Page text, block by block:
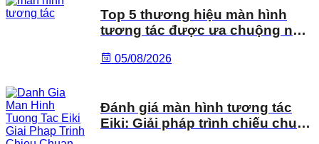
Top 5 thương hiệu màn hình
tương tác được ưa chuộng nhất
05/08/2026
Đánh giá màn hình tương tác
Eiki: Giải pháp trình chiếu chuẩn